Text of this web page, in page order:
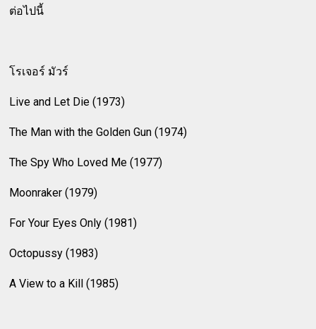
ต่อไปนี้
โรเจอร์ มัวร์
Live and Let Die (1973)
The Man with the Golden Gun (1974)
The Spy Who Loved Me (1977)
Moonraker (1979)
For Your Eyes Only (1981)
Octopussy (1983)
A View to a Kill (1985)